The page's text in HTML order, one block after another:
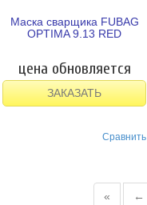
Маска сварщика FUBAG
OPTIMA 9.13 RED
цена обновляется
ЗАКАЗАТЬ
Сравнить
« ←